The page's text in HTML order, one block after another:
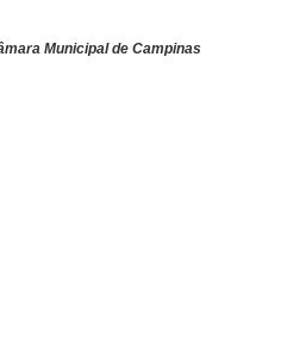
Municipal de Campinas